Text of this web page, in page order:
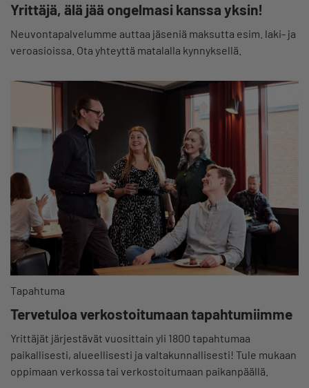
Yrittäjä, älä jää ongelmasi kanssa yksin!
Neuvontapalvelumme auttaa jäseniä maksutta esim. laki- ja
veroasioissa. Ota yhteyttä matalalla kynnyksellä.
Tapahtuma
Tervetuloa verkostoitumaan tapahtumiimme
Yrittäjät järjestävät vuosittain yli 1800 tapahtumaa
paikallisesti, alueellisesti ja valtakunnallisesti! Tule mukaan
oppimaan verkossa tai verkostoitumaan paikanpäällä.